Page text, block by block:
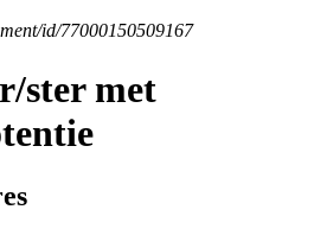
ster met